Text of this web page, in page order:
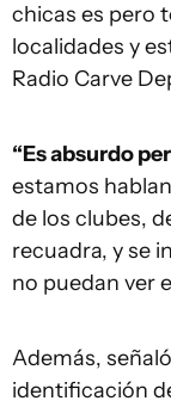
chicas es pero
localidades y
Radio Carve
“Es absurdo
estamos
de los clubes,
recuadra, y se
no puedan ver
Además,
identificación